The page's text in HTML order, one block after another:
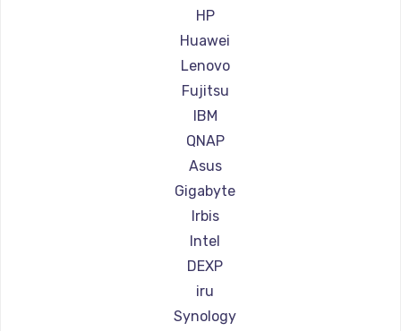
HP
Huawei
Lenovo
Fujitsu
IBM
QNAP
Asus
Gigabyte
Irbis
Intel
DEXP
iru
Synology